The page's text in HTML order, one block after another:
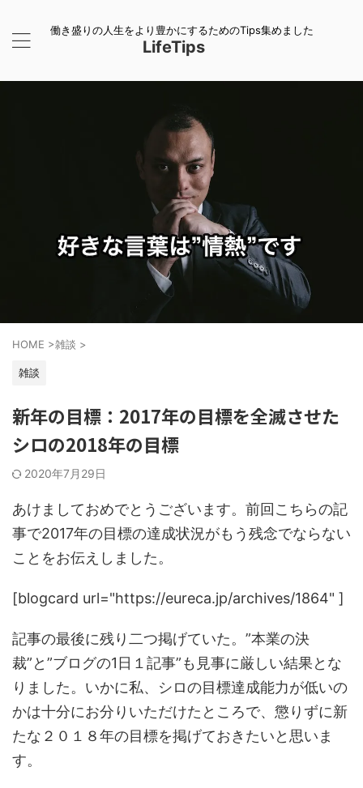
働き盛りの人生をより豊かにするためのTips集めました
LifeTips
HOME >雑談 >
雑談
新年の目標：2017年の目標を全滅させた
シロの2018年の目標
2020年7月29日
あけましておめでとうございます。前回こちらの記
事で2017年の目標の達成状況がもう残念でならない
ことをお伝えしました。
[blogcard url="https://eureca.jp/archives/1864" ]
記事の最後に残り二つ掲げていた。”本業の決
裁”と”ブログの1日１記事”も見事に厳しい結果とな
りました。いかに私、シロの目標達成能力が低いの
かは十分にお分りいただけたところで、懲りずに新
たな２０１８年の目標を掲げておきたいと思いま
す。